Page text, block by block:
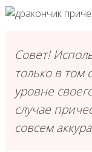
Совет!
только в том
уровне
случае
совсем